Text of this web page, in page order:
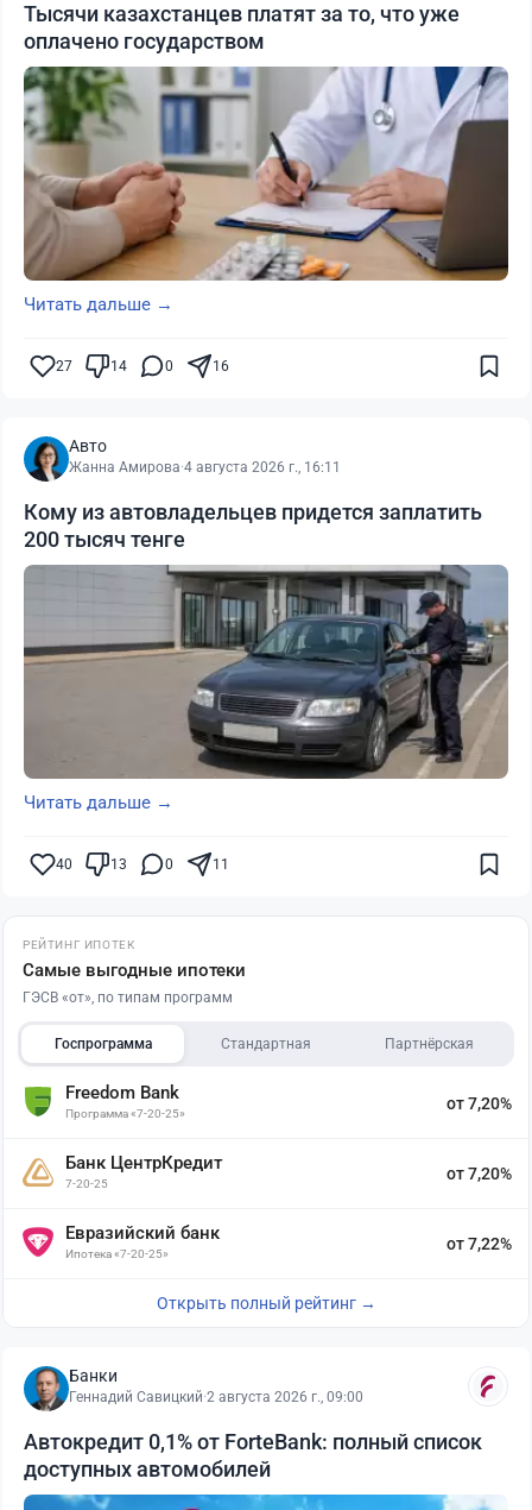
Тысячи казахстанцев платят за то, что уже
оплачено государством
Читать дальше →
27 14 0 16
Авто
Жанна Амирова·4 августа 2026 г., 16:11
Кому из автовладельцев придется заплатить
200 тысяч тенге
Читать дальше →
40 13 0 11
РЕЙТИНГ ИПОТЕК
Самые выгодные ипотеки
ГЭСВ «от», по типам программ
Госпрограмма Стандартная Партнёрская
Freedom Bank
Программа «7-20-25»
от 7,20%
Банк ЦентрКредит
7-20-25
от 7,20%
Евразийский банк
Ипотека «7-20-25»
от 7,22%
Открыть полный рейтинг →
Банки
Геннадий Савицкий·2 августа 2026 г., 09:00
Автокредит 0,1% от ForteBank: полный список
доступных автомобилей